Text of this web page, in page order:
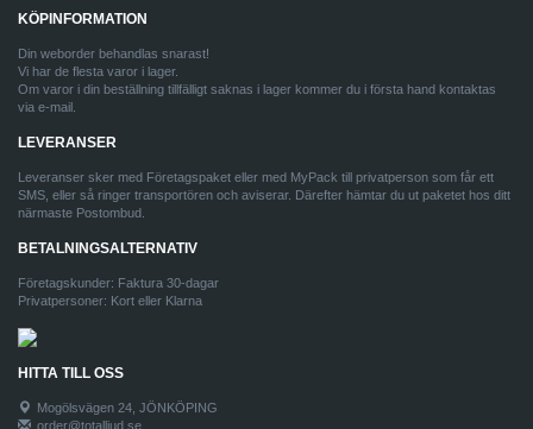
KÖPINFORMATION
Din weborder behandlas snarast!
Vi har de flesta varor i lager.
Om varor i din beställning tillfälligt saknas i lager kommer du i första hand kontaktas
via e-mail.
LEVERANSER
Leveranser sker med Företagspaket eller med MyPack till privatperson som får ett
SMS, eller så ringer transportören och aviserar. Därefter hämtar du ut paketet hos ditt
närmaste Postombud.
BETALNINGSALTERNATIV
Företagskunder: Faktura 30-dagar
Privatpersoner: Kort eller Klarna
HITTA TILL OSS
Mogölsvägen 24, JÖNKÖPING
order@totalljud.se